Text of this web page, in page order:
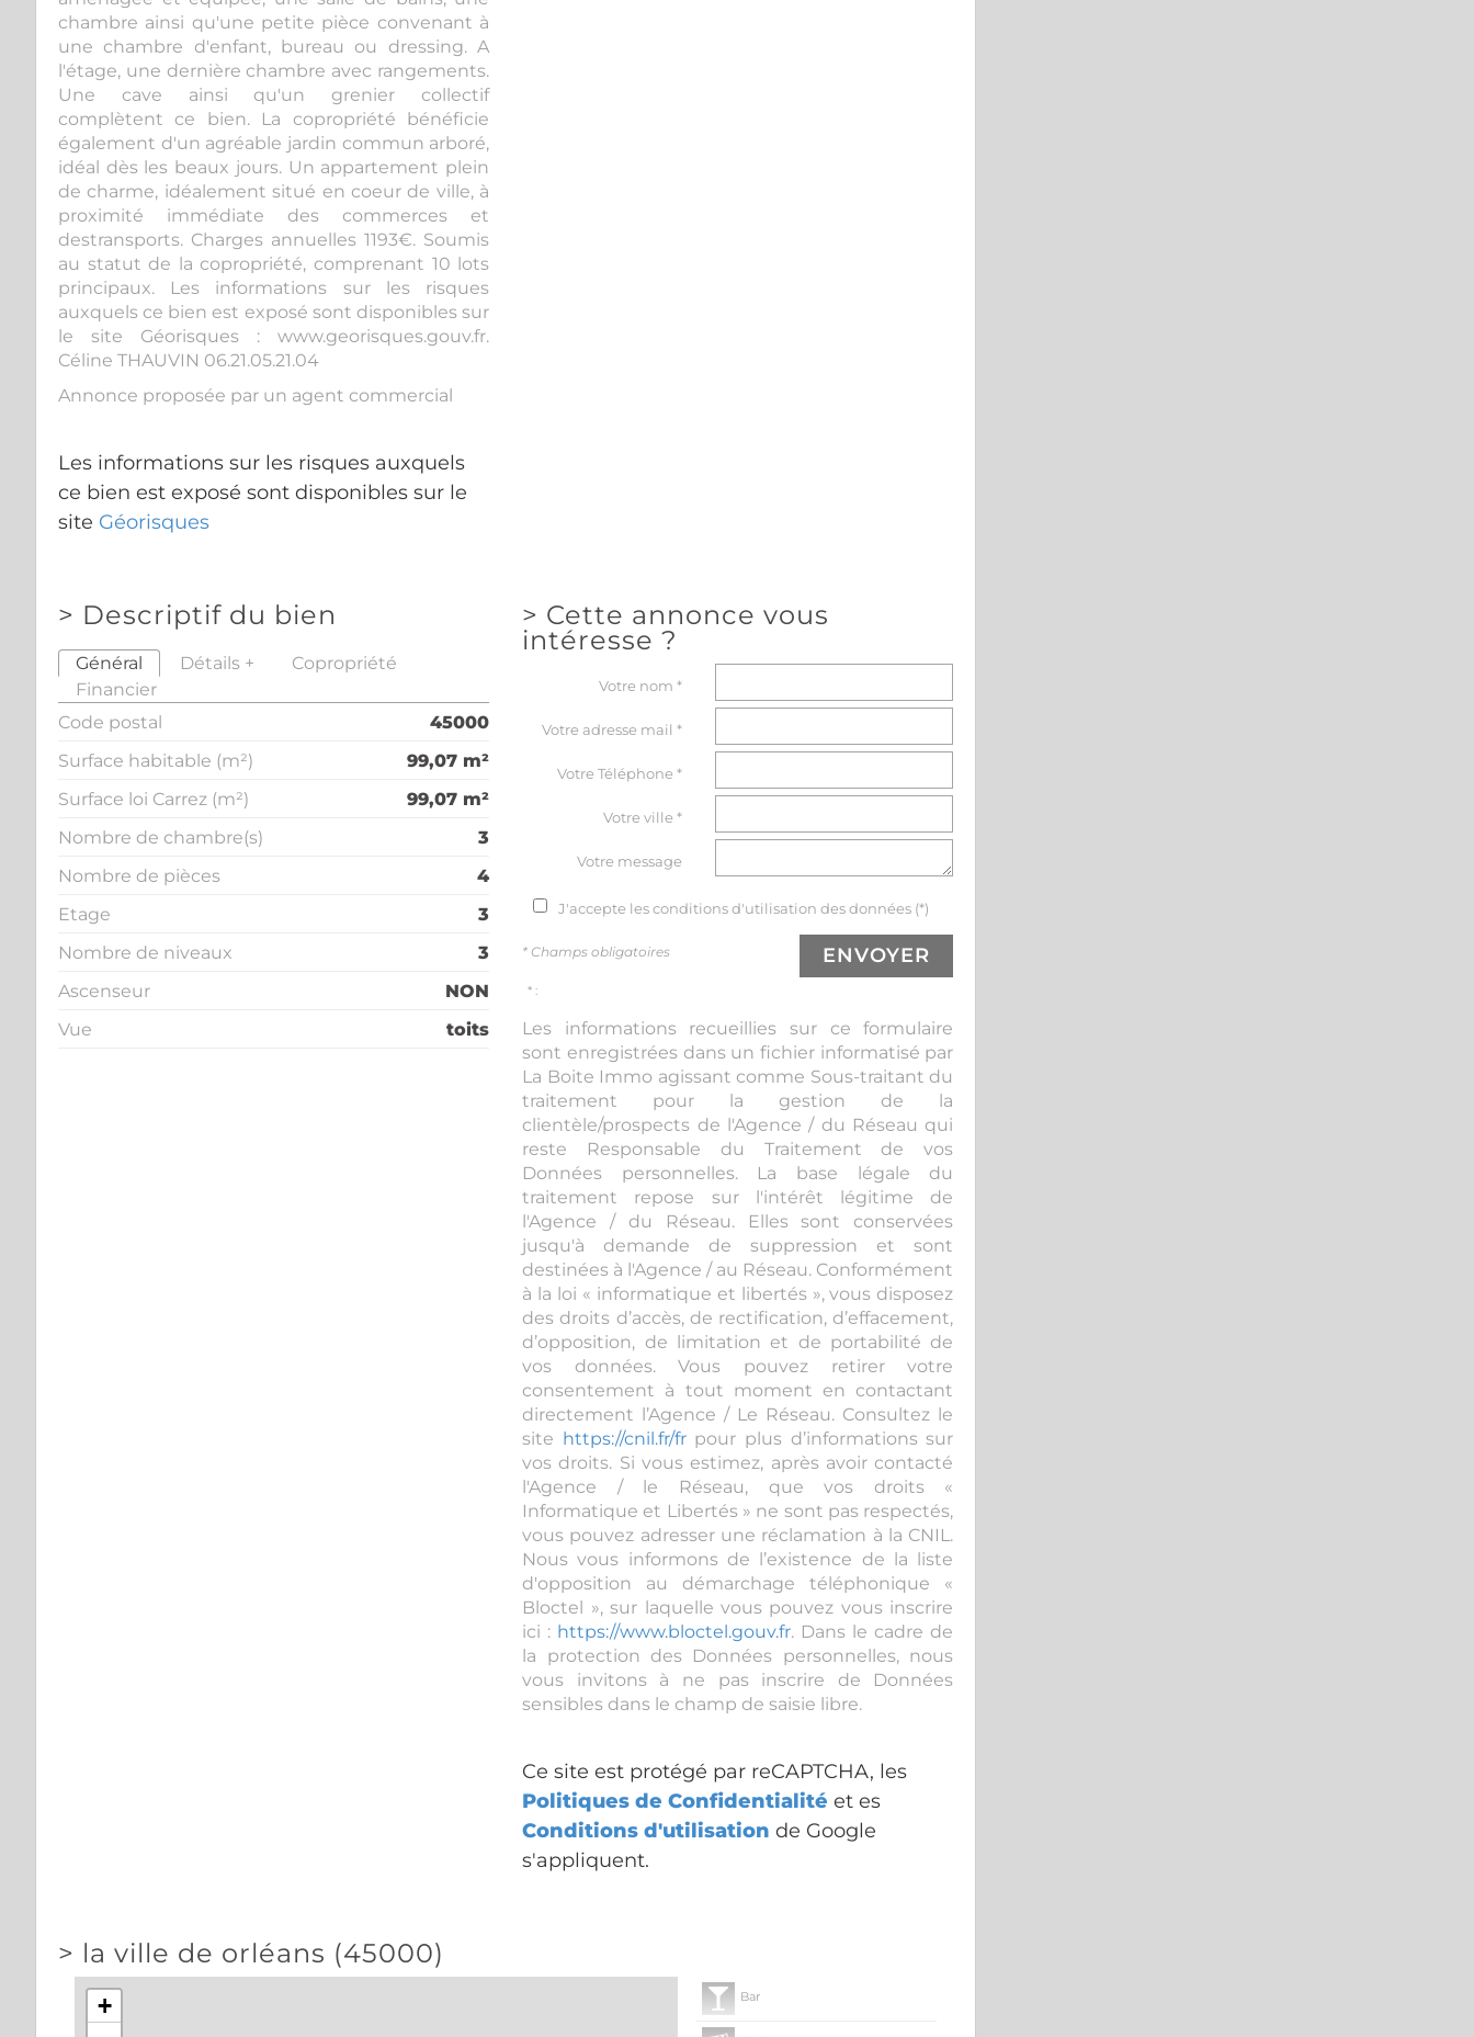
chambre ainsi qu'une petite pièce convenant à
une chambre d'enfant, bureau ou dressing. A
l'étage, une dernière chambre avec rangements.
Une cave ainsi qu'un grenier collectif
complètent ce bien. La copropriété bénéficie
également d'un agréable jardin commun arboré,
idéal dès les beaux jours. Un appartement plein
de charme, idéalement situé en coeur de ville, à
proximité immédiate des commerces et
destransports. Charges annuelles 1193€. Soumis
au statut de la copropriété, comprenant 10 lots
principaux. Les informations sur les risques
auxquels ce bien est exposé sont disponibles sur
le site Géorisques : www.georisques.gouv.fr.
Céline THAUVIN 06.21.05.21.04
Annonce proposée par un agent commercial
Les informations sur les risques auxquels
ce bien est exposé sont disponibles sur le
site Géorisques
> Descriptif du bien
Général Détails +
Copropriété
Financier
Code postal
45000
Surface habitable (m²)
99,07 m²
Surface loi Carrez (m²)
99,07 m²
Nombre de chambre(s)
3
Nombre de pièces
4
Etage
3
Nombre de niveaux
3
Ascenseur
NON
Vue
toits
> Cette annonce vous
intéresse ?
Votre nom *
Votre adresse mail *
Votre Téléphone *
Votre ville *
Votre message
J'accepte les conditions d'utilisation des données (*)
* Champs obligatoires ENVOYER
* :
Les informations recueillies sur ce formulaire
sont enregistrées dans un fichier informatisé par
La Boite Immo agissant comme Sous-traitant du
traitement pour la gestion de la
clientèle/prospects de l'Agence / du Réseau qui
reste Responsable du Traitement de vos
Données personnelles. La base légale du
traitement repose sur l'intérêt légitime de
l'Agence / du Réseau. Elles sont conservées
jusqu'à demande de suppression et sont
destinées à l'Agence / au Réseau. Conformément
à la loi « informatique et libertés », vous disposez
des droits d’accès, de rectification, d’effacement,
d’opposition, de limitation et de portabilité de
vos données. Vous pouvez retirer votre
consentement à tout moment en contactant
directement l’Agence / Le Réseau. Consultez le
site https://cnil.fr/frpour plus d’informations sur
vos droits. Si vous estimez, après avoir contacté
l'Agence / le Réseau, que vos droits «
Informatique et Libertés » ne sont pas respectés,
vous pouvez adresser une réclamation à la CNIL.
Nous vous informons de l’existence de la liste
d'opposition au démarchage téléphonique «
Bloctel », sur laquelle vous pouvez vous inscrire
ici : https://www.bloctel.gouv.fr. Dans le cadre de
la protection des Données personnelles, nous
vous invitons à ne pas inscrire de Données
sensibles dans le champ de saisie libre.
Ce site est protégé par reCAPTCHA, les
Politiques de Confidentialité et es
Conditions d'utilisation de Google
s'appliquent.
> la ville de orléans (45000)
+
Bar